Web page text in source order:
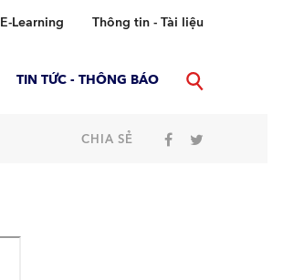
E-Learning Thông tin - Tài liệu
TIN TỨC - THÔNG BÁO
CHIA SẺ